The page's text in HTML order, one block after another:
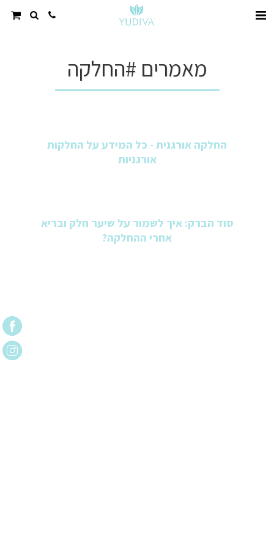
מאמרים #החלקה
החלקה אורגנית - כל המידע על החלקות
אורגניות
סוד הברק: איך לשמור על שיער חלק ובריא
אחרי ההחלקה?